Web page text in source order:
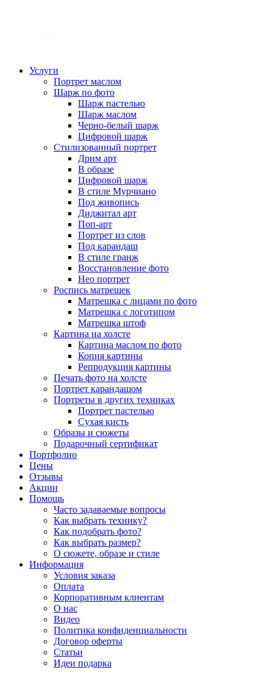
Услуги
Портрет маслом
Шарж по фото
Шарж пастелью
Шарж маслом
Черно-белый шарж
Цифровой шарж
Стилизованный портрет
Дрим арт
В образе
Цифровой шарж
В стиле Мурчиано
Под живопись
Диджитал арт
Поп-арт
Портрет из слов
Под карандаш
В стиле гранж
Восстановление фото
Нео портрет
Роспись матрешек
Матрешка с лицами по фото
Матрешка с логотипом
Матрешка штоф
Картина на холсте
Картина маслом по фото
Копия картины
Репродукция картины
Печать фото на холсте
Портрет карандашом
Портреты в других техниках
Портрет пастелью
Сухая кисть
Образы и сюжеты
Подарочный сертификат
Портфолио
Цены
Отзывы
Акции
Помощь
Часто задаваемые вопросы
Как выбрать технику?
Как подобрать фото?
Как выбрать размер?
О сюжете, образе и стиле
Информация
Условия заказа
Оплата
Корпоративным клиентам
О нас
Видео
Политика конфиденциальности
Договор оферты
Статьи
Идеи подарка